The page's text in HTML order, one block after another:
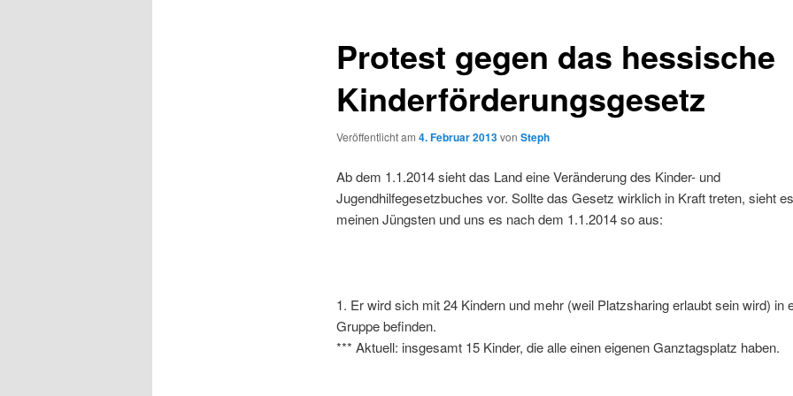
Protest gegen das hessische
Kinderförderungsgesetz
Veröffentlicht am 4. Februar 2013von Steph
Ab dem 1.1.2014 sieht das Land eine Veränderung des Kinder- und
Jugendhilfegesetzbuches vor. Sollte das Gesetz wirklich in Kraft treten, sieht
meinen Jüngsten und uns es nach dem 1.1.2014 so aus:
1. Er wird sich mit 24 Kindern und mehr (weil Platzsharing erlaubt sein wird) in
Gruppe
*** Aktuell: insgesamt 15 Kinder, die alle einen eigenen Ganztagsplatz haben.